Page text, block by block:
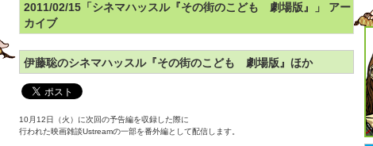
2011/02/15「シネマハッスル『その街のこども 劇場版』」 アー
カイブ
伊藤聡のシネマハッスル『その街のこども 劇場版』ほか
10月12日（火）に次回の予告編を収録した際に
行われた映画雑談Ustreamの一部を番外編として配信します。